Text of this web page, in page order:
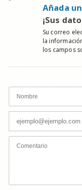
Añada
¡Sus
Su correo
la
los campos